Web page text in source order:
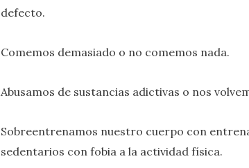
defecto.
Comemos demasiado o no comemos nada.
Abusamos de sustancias adictivas o nos
Sobreentrenamos nuestro cuerpo con
sedentarios con fobia a la actividad física.